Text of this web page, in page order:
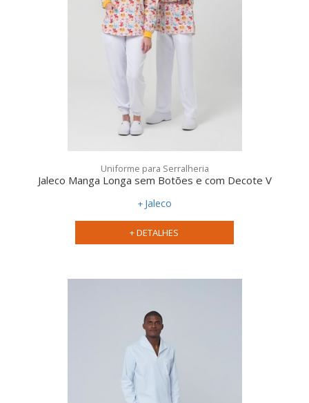
Qualidade:
Uniforme para Serralheria
Jaleco Manga Longa sem Botões e com Decote V
Jaleco
+ DETALHES